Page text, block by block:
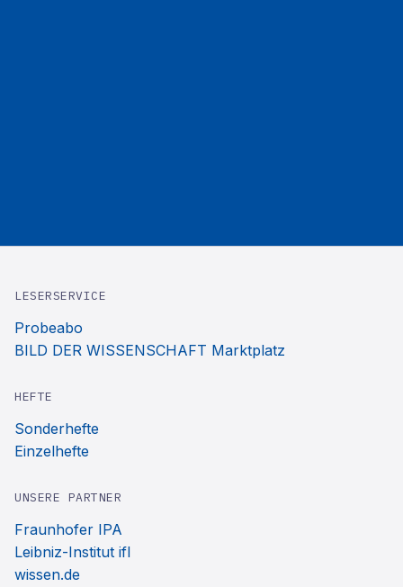
LESERSERVICE
Probeabo
BILD DER WISSENSCHAFT Marktplatz
HEFTE
Sonderhefte
Einzelhefte
UNSERE PARTNER
Fraunhofer IPA
Leibniz-Institut ifl
wissen.de